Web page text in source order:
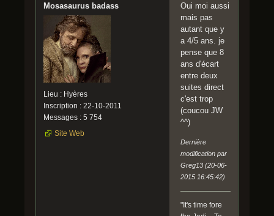
Mosasaurus badass
Lieu : Hyères
Inscription : 22-10-2011
Messages : 5 754
Site Web
Oui moi aussi
mais pas
autant que y
a 4/5 ans. je
pense que 8
ans d'écart
entre deux
suites direct
c'est trop
(coucou JW
^^)
Dernière
modification par
Greg13 (20-06-
2015 16:45:42)
"It's time fore